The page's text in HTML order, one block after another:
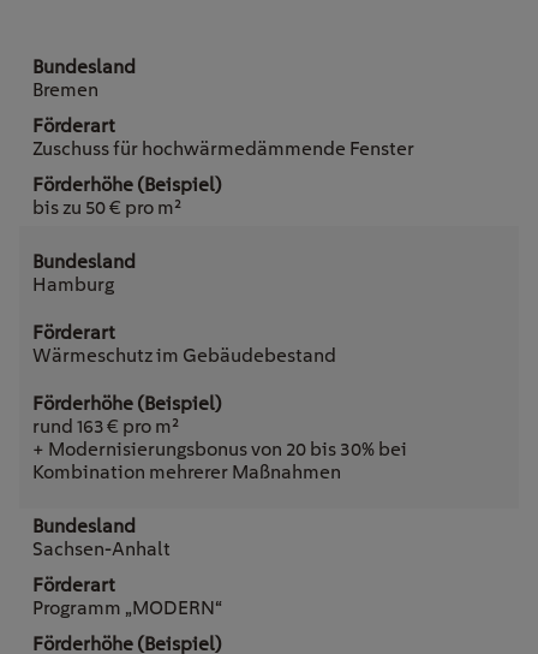
Bremen
Zuschuss für hochwärmedämmende Fenster
bis zu 50 € pro m²
Hamburg
Wärmeschutz im Gebäudebestand
rund 163 € pro m²
+ Modernisierungsbonus von 20 bis 30% bei
Kombination mehrerer Maßnahmen
Sachsen-Anhalt
Programm „MODERN“